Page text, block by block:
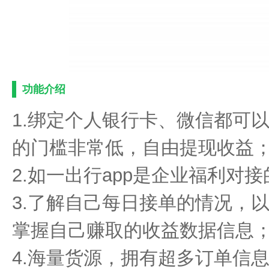
功能介绍
1.绑定个人银行卡、微信都可
的门槛非常低，自由提现收益
2.如一出行app是企业福利对
3.了解自己每日接单的情况，
掌握自己赚取的收益数据信息
4.海量货源，拥有超多订单信